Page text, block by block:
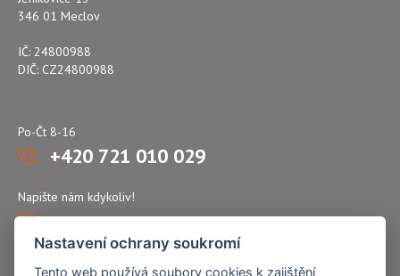
346 01 Meclov
IČ: 24800988
DIČ: CZ24800988
Po-Čt 8-16
+420 721 010 029
Napište nám kdykoliv!
atflex@seznam.cz
Nastavení ochrany soukromí
Tento web používá soubory cookies k zajištění